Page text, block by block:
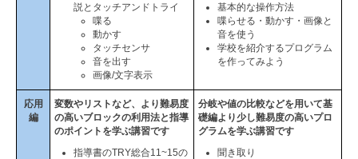
説とタッチアンドトライ
喋る
動かす
タッチセンサ
音を出す
画像/文字表示
基本的な操作方法
喋らせる・動かす・画像と
音を使う
学校を紹介するプログラム
を作ってみよう
応用
編
変数やリストなど、より難易度
の高いブロックの利用法と指導
のポイントを学ぶ講習です
指導書のTRY総合11~15の
分岐や値の比較などを用いて基
礎編より少し難易度の高いプロ
グラムを学ぶ講習です
聞き取り